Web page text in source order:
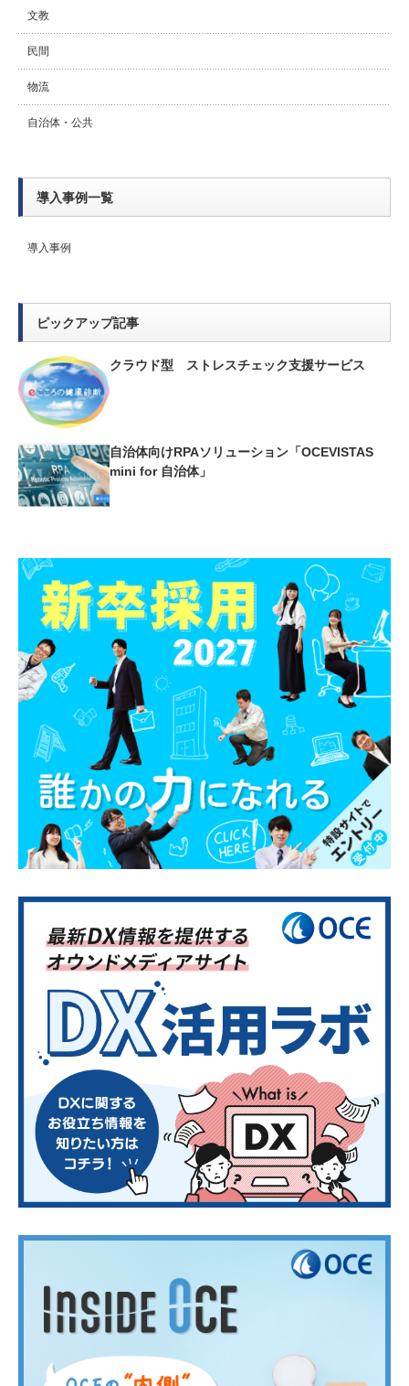
文教
民間
物流
自治体・公共
導入事例一覧
導入事例
ピックアップ記事
クラウド型 ストレスチェック支援サービス
自治体向けRPAソリューション「OCEVISTAS
mini for 自治体」